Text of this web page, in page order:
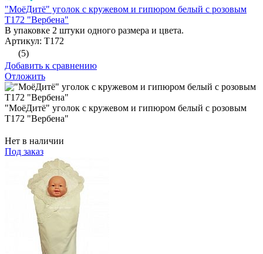
"МоёДитё" уголок с кружевом и гипюром белый с розовым
Т172 "Вербена"
В упаковке 2 штуки одного размера и цвета.
Артикул: Т172
(5)
Добавить к сравнению
Отложить
"МоёДитё" уголок с кружевом и гипюром белый с розовым
Т172 "Вербена"
Нет в наличии
Под заказ